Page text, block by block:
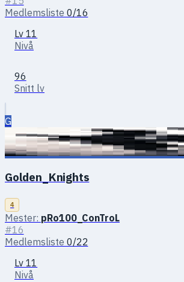
Medlemsliste 0/16
Lv 11
Nivå
96
Snitt lv
G
Golden_Knights
4
Mester: pRo100_ConTroL
#16
Medlemsliste 0/22
Lv 11
Nivå